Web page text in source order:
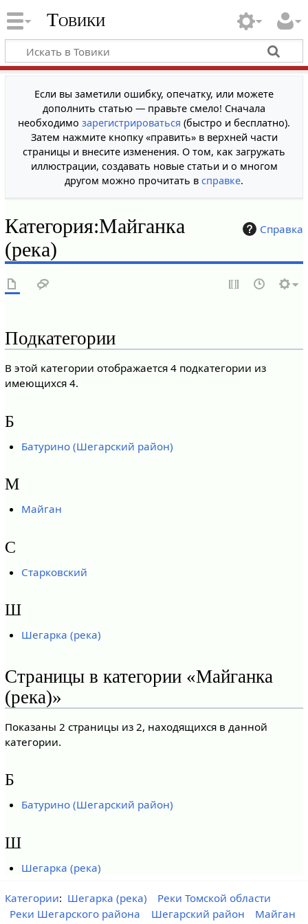
Товики
Если вы заметили ошибку, опечатку, или можете
дополнить статью — правьте смело! Сначала
необходимо зарегистрироваться (быстро и бесплатно).
Затем нажмите кнопку «править» в верхней части
страницы и внесите изменения. О том, как загружать
иллюстрации, создавать новые статьи и о многом
другом можно прочитать в справке.
Справка
Категория:Майганка
(река)
Подкатегории
В этой категории отображается 4 подкатегории из
имеющихся 4.
Б
Батурино (Шегарский район)
М
Майган
С
Старковский
Ш
Шегарка (река)
Страницы в категории «Майганка
(река)»
Показаны 2 страницы из 2, находящихся в данной
категории.
Б
Батурино (Шегарский район)
Ш
Шегарка (река)
Категории: Шегарка (река)
Реки Томской области
Реки Шегарского района
Шегарский район
Майган